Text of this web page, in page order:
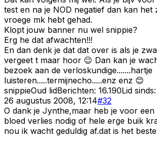
test en na je NOD negatief dan kan het
vroege mk hebt gehad.
Klopt jouw banner nu wel snippie?
Erg he dat afwachten!!!
En dan denk je dat dat over is als je
vergeet t maar hoor 😉 Dan kan je
bezoek aan de verloskundige.......hartje
luisteren.....termijnecho.....enz enz 😊
snippieOud lidBerichten: 16.190Lid sinds:
26 augustus 2008, 12:14#32
O dank je Jynthe,maar heb je voor een
bloed verlies nodig of hele erge buik
nou ik wacht geduldig af.dat is het